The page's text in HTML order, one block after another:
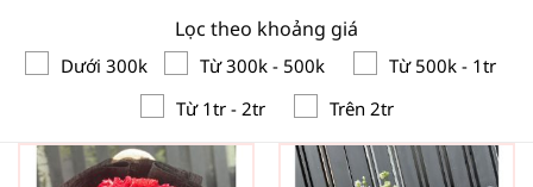
mức
phổ
biến
Lọc theo khoảng giá
Dưới 300k Từ 300k - 500k
Từ 500k - 1tr
Từ 1tr - 2tr
Trên 2tr